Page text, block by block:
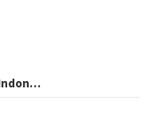
Indon…